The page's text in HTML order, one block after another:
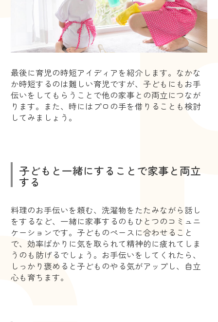
最後に育児の時短アイディアを紹介します。なかな
か時短するのは難しい育児ですが、子どもにもお手
伝いをしてもらうことで他の家事との両立につなが
ります。また、時にはプロの手を借りることも検討
してみましょう。
子どもと一緒にすることで家事と両立
する
料理のお手伝いを頼む、洗濯物をたたみながら話し
をするなど、一緒に家事するのもひとつのコミュニ
ケーションです。子どものペースに合わせること
で、効率ばかりに気を取られて精神的に疲れてしま
うのも防げるでしょう。お手伝いをしてくれたら、
しっかり褒めると子どものやる気がアップし、自立
心も育ちます。